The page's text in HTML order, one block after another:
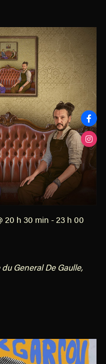
20 h 30 min -23 h 00
General De Gaulle,